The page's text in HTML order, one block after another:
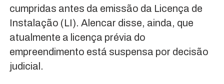
cumpridas antes da emissão da Licença de
Instalação (LI). Alencar disse, ainda, que
atualmente a licença prévia do
empreendimento está suspensa por decisão
judicial.